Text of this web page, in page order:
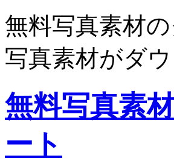
無料写真素材
写真素材がダ
無料写真素
ート